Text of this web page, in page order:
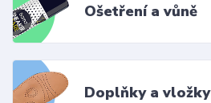
Ošetření a vůně
Doplňky a vložky